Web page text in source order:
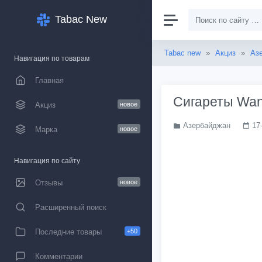
Tabac New
Навигация по товарам
Главная
Акциз новое
Марка новое
Навигация по сайту
Отзывы новое
Расширенный поиск
Последние товары +50
Комментарии
Tabac new » Акциз »
Сигареты
Азербайджан